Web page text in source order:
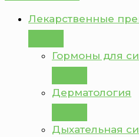
Лекарственные
Гормоны для
Дерматология
Дыхательная